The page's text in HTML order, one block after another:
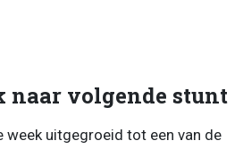
naar volgende stunt
week uitgegroeid tot een van de